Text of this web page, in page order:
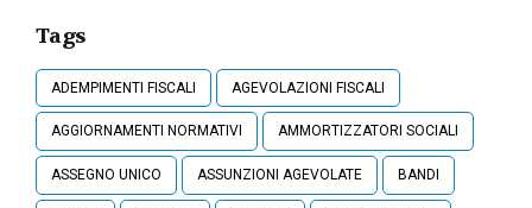
Tags
ADEMPIMENTI FISCALI AGEVOLAZIONI FISCALI
AGGIORNAMENTI NORMATIVI AMMORTIZZATORI SOCIALI
ASSEGNO UNICO ASSUNZIONI AGEVOLATE BANDI